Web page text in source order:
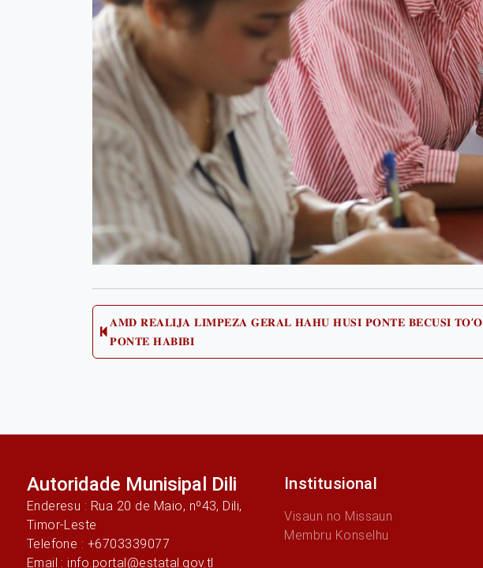
Post
post:
𝐀𝐌𝐃 𝐑𝐄𝐀𝐋𝐈𝐉𝐀 𝐋𝐈𝐌𝐏𝐄𝐙𝐀 𝐆𝐄𝐑𝐀𝐋 𝐇𝐀𝐇𝐔 𝐇𝐔𝐒𝐈 𝐏𝐎𝐍𝐓𝐄 𝐁𝐄𝐂𝐔𝐒𝐈 𝐓𝐎’𝐎
𝐏𝐎𝐍𝐓𝐄 𝐇𝐀𝐁𝐈𝐁𝐈
Autoridade Munisipal Dili
Enderesu : Rua 20 de Maio, nº43, Dili,
Timor-Leste
Telefone : +6703339077
Email : info.portal@estatal.gov.tl
Institusional
Visaun no Missaun
Membru Konselhu